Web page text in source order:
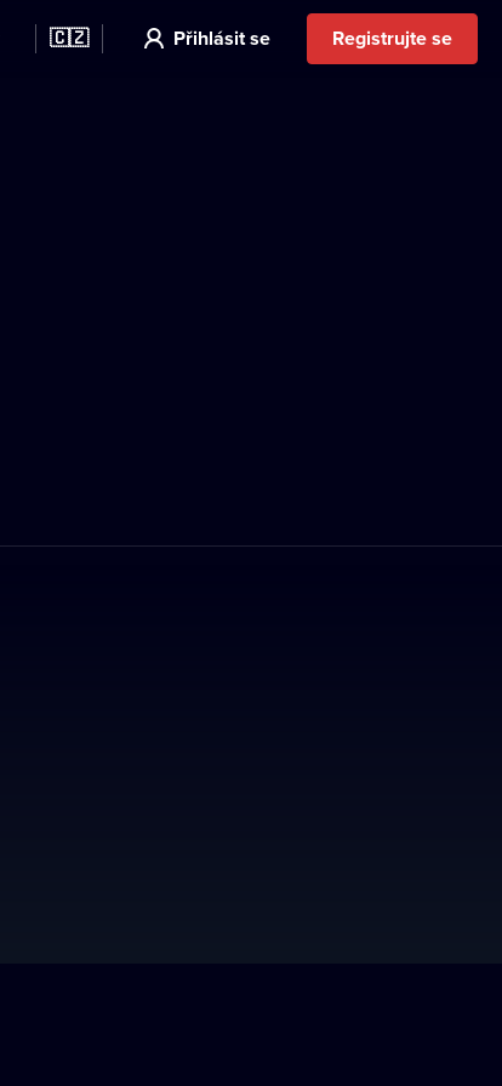
🇨🇿 Přihlásit se Registrujte se